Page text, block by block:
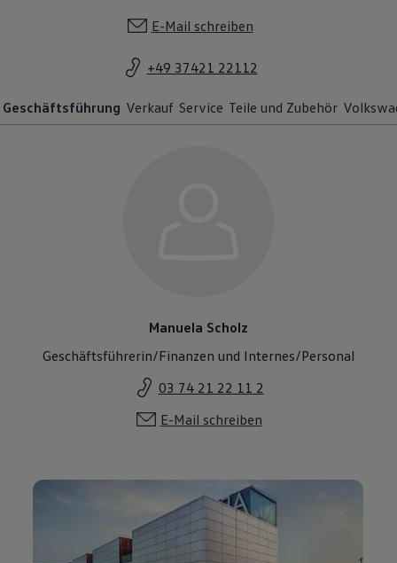
E-Mail schreiben
+49 37421 22112
Geschäftsführung Verkauf Service Teile und Zubehör
Manuela Scholz
Geschäftsführerin/Finanzen und Internes/Personal
03 74 21 22 11 2
E-Mail schreiben